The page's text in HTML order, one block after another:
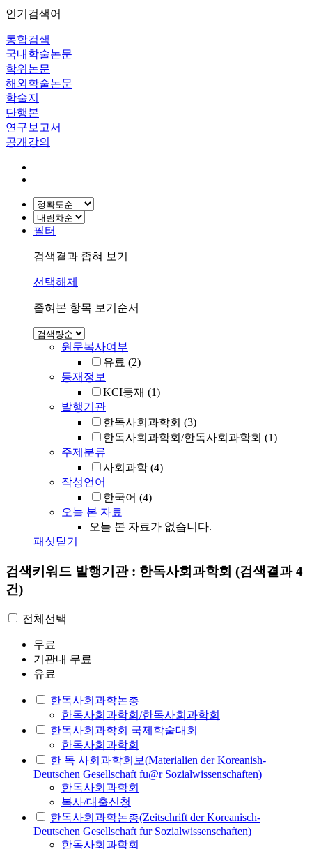
인기검색어
통합검색
국내학술논문
학위논문
해외학술논문
학술지
단행본
연구보고서
공개강의
필터
검색결과 좁혀 보기
선택해제
좁혀본 항목 보기순서
원문복사여부
유료 (2)
등재정보
KCI등재 (1)
발행기관
한독사회과학회 (3)
한독사회과학회/한독사회과학회 (1)
주제분류
사회과학 (4)
작성언어
한국어 (4)
오늘 본 자료
오늘 본 자료가 없습니다.
패싯닫기
검색키워드 발행기관 : 한독사회과학회 (검색결과 4
건)
전체선택
무료
기관내 무료
유료
한독사회과학논총
한독사회과학회/한독사회과학회
한독사회과학회 국제학술대회
한독사회과학회
한 독 사회과학회보(Materialien der Koreanish-
Deutschen Gesellschaft fu@r Sozialwissenschaften)
한독사회과학회
복사/대출신청
한독사회과학논총(Zeitschrift der Koreanisch-
Deutschen Gesellschaft fur Sozialwissenschaften)
한독사회과학회